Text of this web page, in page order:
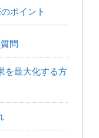
ポイント
問
を最大化する方